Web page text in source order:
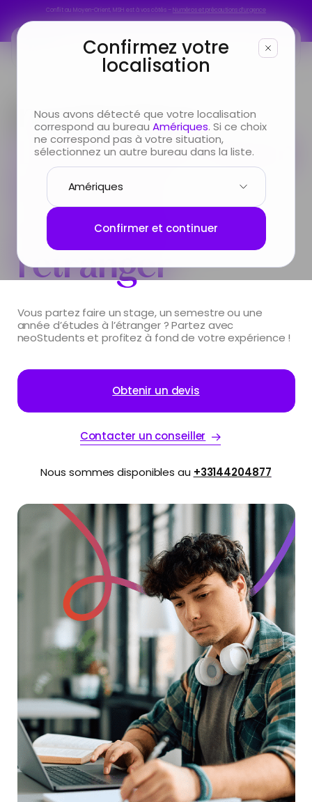
Confirmez votre
localisation
Nous avons détecté que votre localisation
correspond au bureau Amériques. Si ce choix
ne correspond pas à votre situation,
sélectionnez un autre bureau dans la liste.
Confirmer et continuer
Conflit au Moyen-Orient, MSH est à vos côtés –Numéros et précautions d’urgence
Vous cherchez
Infos & Services
Nous connaître
neoStudents,
L’assurance pour
les jeunes
étudiants à
l’étranger
Vous partez faire un stage, un semestre ou une
année d’études à l’étranger ? Partez avec
neoStudents et profitez à fond de votre expérience !
Contacter un conseiller
Obtenir un devis
Nous sommes disponibles au +33144204877